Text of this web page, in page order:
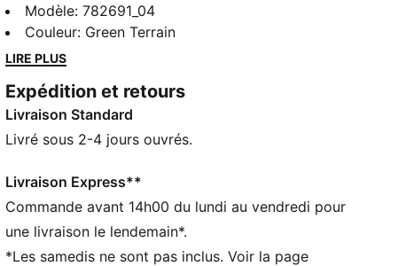
spéciale créée en collaboration avec EA SPORTS FC
pour faire croître ta passion pour les Cityzens. Il est
doté de notre technologie dryCELL d'évacuation de
l'action s'intensifie.
CARACTÉRISTIQUES + AVANTAGES
Fabriqué à partir de matériaux 100 % recyclés, hors
LÉGÈRETÉ : Le tissu ULTRAWEAVE réduit le poids du
maillot et les frottements
CONFORT : la technologie dryCELL évacue la
Modèle:782691_04
Couleur: Green Terrain
LIRE PLUS
Expédition et retours
Livraison Standard
Livré sous 2-4 jours ouvrés.
Livraison Express**
Commande avant 14h00 du lundi au vendredi pour
une livraison le lendemain*.
*Les samedis ne sont pas inclus. Voir la page